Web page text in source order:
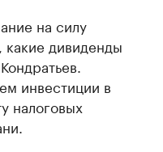
на силу
какие дивиденды
инвестиции в
налоговых